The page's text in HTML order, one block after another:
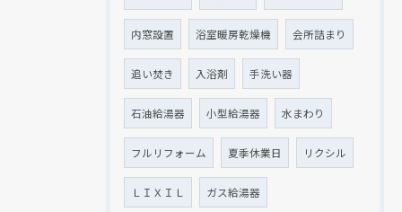
内窓設置 浴室暖房乾燥機 会所詰まり
追い焚き 入浴剤 手洗い器
石油給湯器 小型給湯器 水まわり
フルリフォーム 夏季休業日 リクシル
ＬＩＸＩＬ ガス給湯器